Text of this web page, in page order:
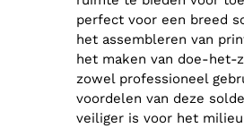
perfect voor een breed
het assembleren van
het maken van doe-het-
zowel professioneel
voordelen van deze
veiliger is voor het